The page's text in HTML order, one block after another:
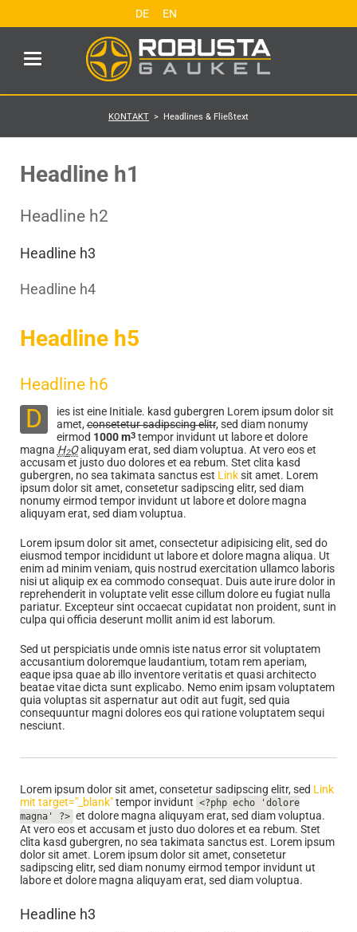
DE EN
KONTAKT Headlines & Fließtext
Headline h1
Headline h2
Headline h3
Headline h4
Headline h5
Headline h6
Dies ist eine Initiale. kasd gubergren Lorem ipsum dolor sit amet,consetetur sadipscing elitr, sed diam nonumy
eirmod 1000 m3tempor invidunt ut labore et dolore
magna H2Oaliquyam erat, sed diam voluptua. At vero eos et
accusam et justo duo dolores et ea rebum. Stet clita kasd
gubergren, no sea takimata sanctus est Linksit amet. Lorem
ipsum dolor sit amet, consetetur sadipscing elitr, sed diam
nonumy eirmod tempor invidunt ut labore et dolore magna
aliquyam erat, sed diam voluptua.
Lorem ipsum dolor sit amet, consectetur adipisicing elit, sed do
eiusmod tempor incididunt ut labore et dolore magna aliqua. Ut
enim ad minim veniam, quis nostrud exercitation ullamco laboris
nisi ut aliquip ex ea commodo consequat. Duis aute irure dolor in
reprehenderit in voluptate velit esse cillum dolore eu fugiat nulla
pariatur. Excepteur sint occaecat cupidatat non proident, sunt in
culpa qui officia deserunt mollit anim id est laborum.
Sed ut perspiciatis unde omnis iste natus error sit voluptatem
accusantium doloremque laudantium, totam rem aperiam,
eaque ipsa quae ab illo inventore veritatis et quasi architecto
beatae vitae dicta sunt explicabo. Nemo enim ipsam voluptatem
quia voluptas sit aspernatur aut odit aut fugit, sed quia
consequuntur magni dolores eos qui ratione voluptatem sequi
nesciunt.
Lorem ipsum dolor sit amet, consetetur sadipscing elitr, sed Link
mit target="_blank"tempor invidunt <?php echo 'dolore
magna' ?> et dolore magna aliquyam erat, sed diam voluptua.
At vero eos et accusam et justo duo dolores et ea rebum. Stet
clita kasd gubergren, no sea takimata sanctus est. Lorem ipsum
dolor sit amet. Lorem ipsum dolor sit amet, consetetur
sadipscing elitr, sed diam nonumy eirmod tempor invidunt ut
labore et dolore magna aliquyam erat, sed diam voluptua.
Headline h3